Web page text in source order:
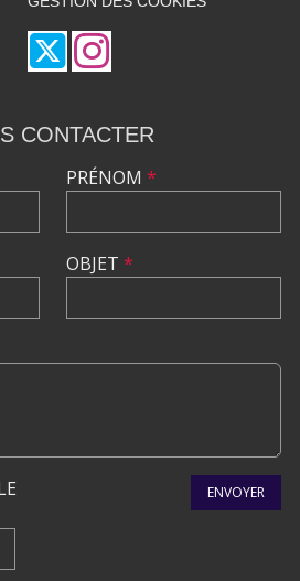
CONTACTER
PRÉNOM *
OBJET *
ENVOYER